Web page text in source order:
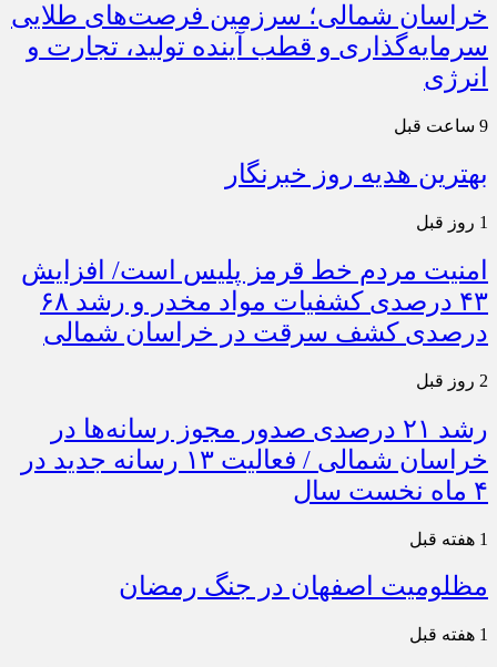
خراسان شمالی؛ سرزمین فرصت‌های طلایی
سرمایه‌گذاری و قطب آینده تولید، تجارت و
انرژی
9 ساعت قبل
بهترین هدیه روز خبرنگار
1 روز قبل
امنیت مردم خط قرمز پلیس است/ افزایش
۴۳ درصدی کشفیات مواد مخدر و رشد ۶۸
درصدی کشف سرقت در خراسان شمالی
2 روز قبل
رشد ۲۱ درصدی صدور مجوز رسانه‌ها در
خراسان شمالی / فعالیت ۱۳ رسانه جدید در
۴ ماه نخست سال
1 هفته قبل
مظلومیت اصفهان در جنگ رمضان
1 هفته قبل